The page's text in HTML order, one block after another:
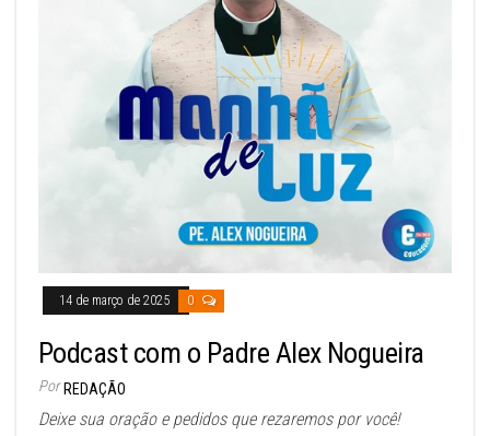
14 de março de 2025 0
Podcast com o Padre Alex Nogueira
Por REDAÇÃO
Deixe sua oração e pedidos que rezaremos por você!